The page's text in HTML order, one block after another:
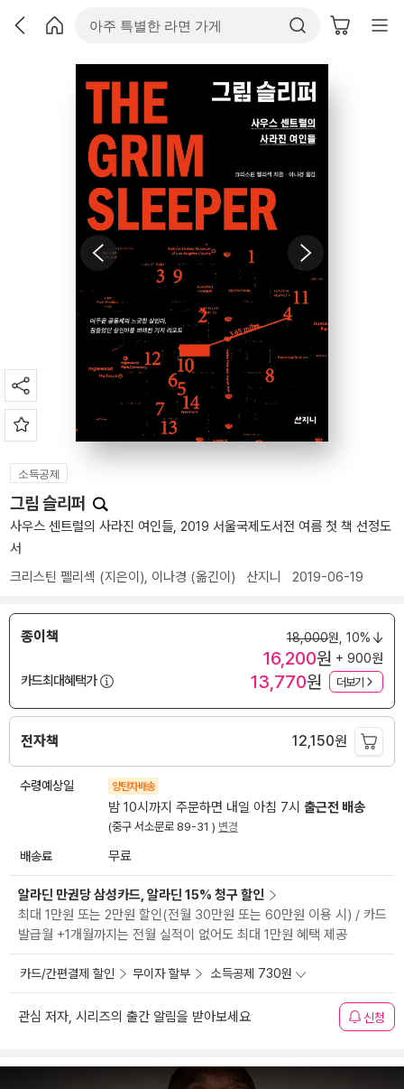
소득공제
그림 슬리퍼
사우스 센트럴의 사라진 여인들, 2019 서울국제도서전 여름 첫 책 선정도
서
크리스틴 펠리섹 (지은이), 이나경 (옮긴이) 산지니 2019-06-19
종이책 18,000원, 10%
16,200원 + 900원
카드최대혜택가
13,770원 더보기
전자책 12,150원
수령예상일 양탄자배송
밤 10시까지 주문하면 내일 아침 7시 출근전 배송
(중구 서소문로 89-31 ) 변경
배송료 무료
알라딘 만권당 삼성카드, 알라딘 15% 청구 할인
최대 1만원 또는 2만원 할인(전월 30만원 또는 60만원 이용 시) / 카드
발급월 +1개월까지는 전월 실적이 없어도 최대 1만원 혜택 제공
카드/간편결제 할인 무이자 할부 소득공제 730원
관심 저자, 시리즈의 출간 알림을 받아보세요 신청